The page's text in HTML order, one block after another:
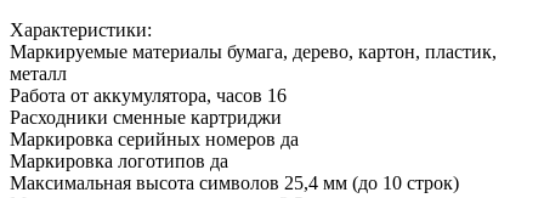
Характеристики:
Маркируемые материалы бумага, дерево, картон, пластик,
металл
Работа от аккумулятора, часов 16
Расходники сменные картриджи
Маркировка серийных номеров да
Маркировка логотипов да
Максимальная высота символов 25,4 мм (до 10 строк)